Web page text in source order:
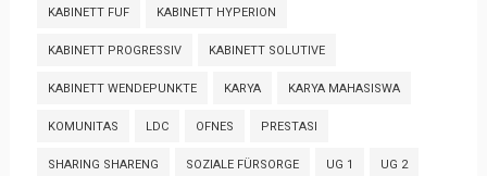
KABINETT FUF KABINETT HYPERION
KABINETT PROGRESSIV KABINETT SOLUTIVE
KABINETT WENDEPUNKTE KARYA KARYA MAHASISWA
KOMUNITAS LDC OFNES PRESTASI
SHARING SHARENG SOZIALE FÜRSORGE UG 1 UG 2